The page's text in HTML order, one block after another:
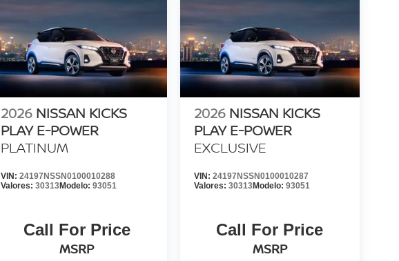
2026 NISSAN KICKS
PLAY E-POWER
PLATINUM
VIN:24197NSSN0100010288
Valores:30313Modelo:93051
Call For Price
MSRP
2026 NISSAN KICKS
PLAY E-POWER
EXCLUSIVE
VIN: 24197NSSN0100010287
Valores: 30313Modelo: 93051
Call For Price
MSRP